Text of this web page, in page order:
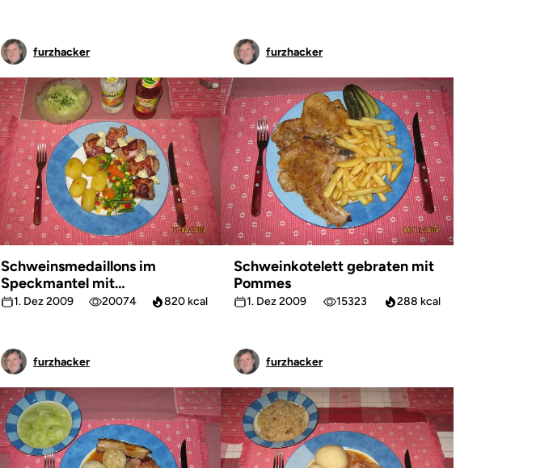
furzhacker furzhacker
Schweinsmedaillons im
Speckmantel mit
Buttererdäpfeln,
1. Dez 2009 20074 820 kcal
furzhacker
Schweinkotelett gebraten mit
Pommes
1. Dez 2009 15323 288 kcal
furzhacker